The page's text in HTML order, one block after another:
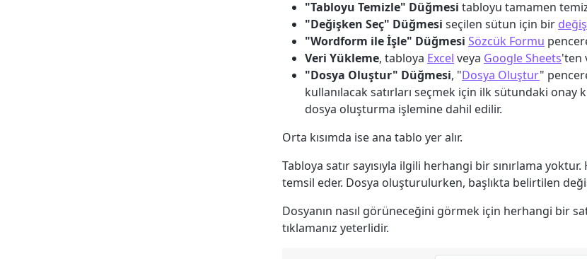
"Tabloyu Temizle" Düğmesi tabloyu tamamen
"Değişken Seç" Düğmesi seçilen sütun için bir
"Wordform ile İşle" Düğmesi Sözcük Formu
Veri Yükleme, tabloya Excel veya Google Sheets'ten
"Dosya Oluştur" Düğmesi, "Dosya Oluştur"
kullanılacak satırları seçmek için ilk sütundaki onay
dosya oluşturma işlemine dahil edilir.
Orta kısımda ise ana tablo yer alır.
Tabloya satır sayısıyla ilgili herhangi bir sınırlama
temsil eder. Dosya oluşturulurken, başlıkta belirtilen
Dosyanın nasıl görüneceğini görmek için herhangi bir
tıklamanız yeterlidir.